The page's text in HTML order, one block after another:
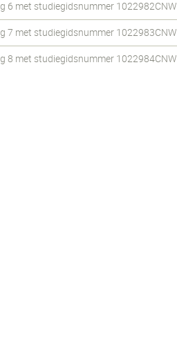
6 met studiegidsnummer
7 met studiegidsnummer
8 met studiegidsnummer